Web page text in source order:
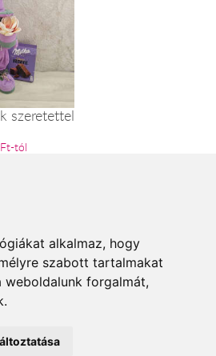
alkalmaz, hogy
szabott tartalmakat
weboldalunk forgalmát,
szeretettel
tól